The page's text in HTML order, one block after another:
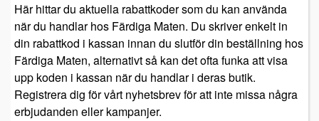
Här hittar du aktuella rabattkoder som du kan använda
när du handlar hos Färdiga Maten. Du skriver enkelt in
din rabattkod i kassan innan du slutför din beställning hos
Färdiga Maten, alternativt så kan det ofta funka att visa
upp koden i kassan när du handlar i deras butik.
Registrera dig för vårt nyhetsbrev för att inte missa några
erbjudanden eller kampanjer.